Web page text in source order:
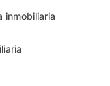
inmobiliaria